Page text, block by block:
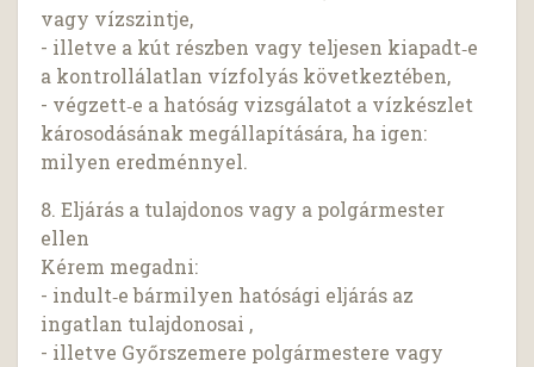
vagy vízszintje,
- illetve a kút részben vagy teljesen kiapadt‑e
a kontrollálatlan vízfolyás következtében,
- végzett‑e a hatóság vizsgálatot a vízkészlet
károsodásának megállapítására, ha igen:
milyen eredménnyel.
8. Eljárás a tulajdonos vagy a polgármester
ellen
Kérem megadni:
- indult‑e bármilyen hatósági eljárás az
ingatlan tulajdonosai ,
- illetve Győrszemere polgármestere vagy